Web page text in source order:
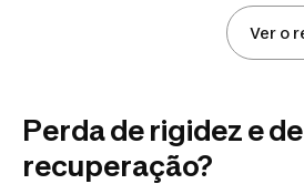
Ver o
Perda de rigidez e de
recuperação?